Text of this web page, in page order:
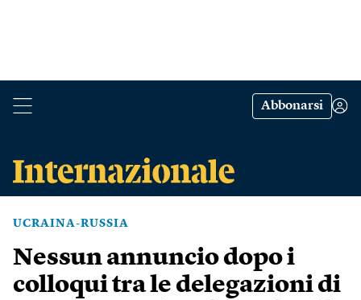
Abbonarsi
UCRAINA-RUSSIA
Nessun annuncio dopo i
colloqui tra le delegazioni di